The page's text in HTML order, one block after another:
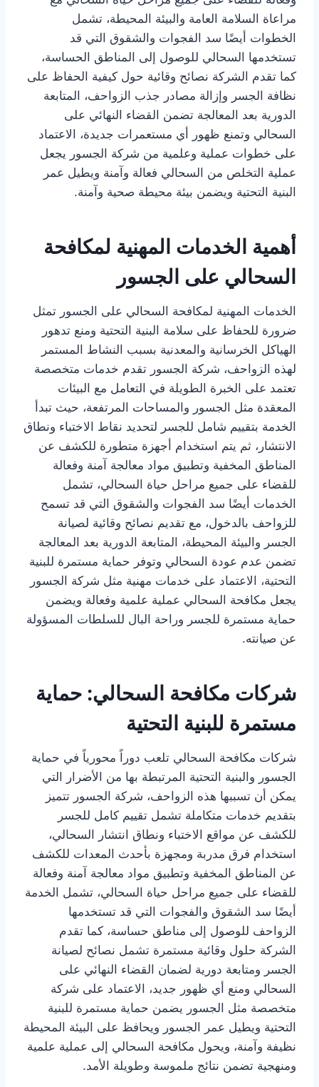
مراعاة السلامة العامة والبيئة المحيطة، تشمل
الخطوات أيضًا سد الفجوات والشقوق التي قد
تستخدمها السحالي للوصول إلى المناطق الحساسة،
كما تقدم الشركة نصائح وقائية حول كيفية الحفاظ على
نظافة الجسر وإزالة مصادر جذب الزواحف، المتابعة
الدورية بعد المعالجة تضمن القضاء النهائي على
السحالي وتمنع ظهور أي مستعمرات جديدة، الاعتماد
على خطوات عملية وعلمية من شركة الجسور يجعل
عملية التخلص من السحالي فعالة وآمنة ويطيل عمر
البنية التحتية ويضمن بيئة محيطة صحية وآمنة.
أهمية الخدمات المهنية لمكافحة
السحالي على الجسور
الخدمات المهنية لمكافحة السحالي على الجسور تمثل
ضرورة للحفاظ على سلامة البنية التحتية ومنع تدهور
الهياكل الخرسانية والمعدنية بسبب النشاط المستمر
لهذه الزواحف، شركة الجسور تقدم خدمات متخصصة
تعتمد على الخبرة الطويلة في التعامل مع البيئات
المعقدة مثل الجسور والمساحات المرتفعة، حيث تبدأ
الخدمة بتقييم شامل للجسر لتحديد نقاط الاختباء ونطاق
الانتشار، ثم يتم استخدام أجهزة متطورة للكشف عن
المناطق المخفية وتطبيق مواد معالجة آمنة وفعالة
للقضاء على جميع مراحل حياة السحالي، تشمل
الخدمات أيضًا سد الفجوات والشقوق التي قد تسمح
للزواحف بالدخول، مع تقديم نصائح وقائية لصيانة
الجسر والبيئة المحيطة، المتابعة الدورية بعد المعالجة
تضمن عدم عودة السحالي وتوفر حماية مستمرة للبنية
التحتية، الاعتماد على خدمات مهنية مثل شركة الجسور
يجعل مكافحة السحالي عملية علمية وفعالة ويضمن
حماية مستمرة للجسر وراحة البال للسلطات المسؤولة
عن صيانته.
شركات مكافحة السحالي: حماية
مستمرة للبنية التحتية
شركات مكافحة السحالي تلعب دوراً محورياً في حماية
الجسور والبنية التحتية المرتبطة بها من الأضرار التي
يمكن أن تسببها هذه الزواحف، شركة الجسور تتميز
بتقديم خدمات متكاملة تشمل تقييم كامل للجسر
للكشف عن مواقع الاختباء ونطاق انتشار السحالي،
استخدام فرق مدربة ومجهزة بأحدث المعدات للكشف
عن المناطق المخفية وتطبيق مواد معالجة آمنة وفعالة
للقضاء على جميع مراحل حياة السحالي، تشمل الخدمة
أيضًا سد الشقوق والفجوات التي قد تستخدمها
الزواحف للوصول إلى مناطق حساسة، كما تقدم
الشركة حلول وقائية مستمرة تشمل نصائح لصيانة
الجسر ومتابعة دورية لضمان القضاء النهائي على
السحالي ومنع أي ظهور جديد، الاعتماد على شركة
متخصصة مثل الجسور يضمن حماية مستمرة للبنية
التحتية ويطيل عمر الجسور ويحافظ على البيئة المحيطة
نظيفة وآمنة، ويحول مكافحة السحالي إلى عملية علمية
ومنهجية تضمن نتائج ملموسة وطويلة الأمد.